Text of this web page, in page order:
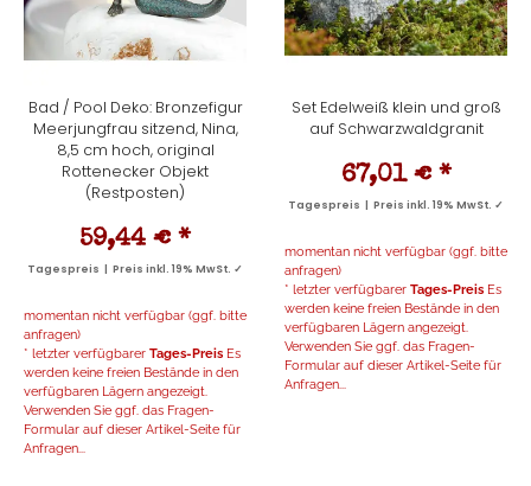
Bad / Pool Deko: Bronzefigur
Meerjungfrau sitzend, Nina,
8,5 cm hoch, original
Rottenecker Objekt
(Restposten)
59,44 € *
Tagespreis | Preis inkl. 19% MwSt. ✓
momentan nicht verfügbar (ggf. bitte
anfragen)
* letzter verfügbarer Tages-Preis Es
werden keine freien Bestände in den
verfügbaren Lägern angezeigt.
Verwenden Sie ggf. das Fragen-
Formular auf dieser Artikel-Seite für
Anfragen...
Set Edelweiß klein und groß
auf Schwarzwaldgranit
67,01 € *
Tagespreis | Preis inkl. 19% MwSt. ✓
momentan nicht verfügbar (ggf. bitte
anfragen)
* letzter verfügbarer Tages-Preis Es
werden keine freien Bestände in den
verfügbaren Lägern angezeigt.
Verwenden Sie ggf. das Fragen-
Formular auf dieser Artikel-Seite für
Anfragen...